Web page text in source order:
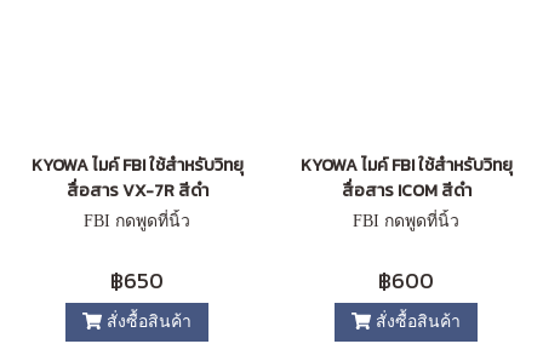
KYOWA ไมค์ FBI ใช้สำหรับวิทยุ
สื่อสาร VX-7R สีดำ
FBI กดพูดที่นิ้ว
฿650
สั่งซื้อสินค้า
KYOWA ไมค์ FBI ใช้สำหรับวิทยุ
สื่อสาร ICOM สีดำ
FBI กดพูดที่นิ้ว
฿600
สั่งซื้อสินค้า